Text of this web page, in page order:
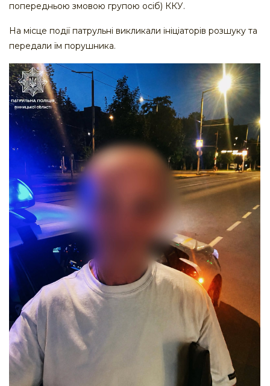
попередньою змовою групою осіб) ККУ.
На місце події патрульні викликали ініціаторів розшуку та
передали їм порушника.